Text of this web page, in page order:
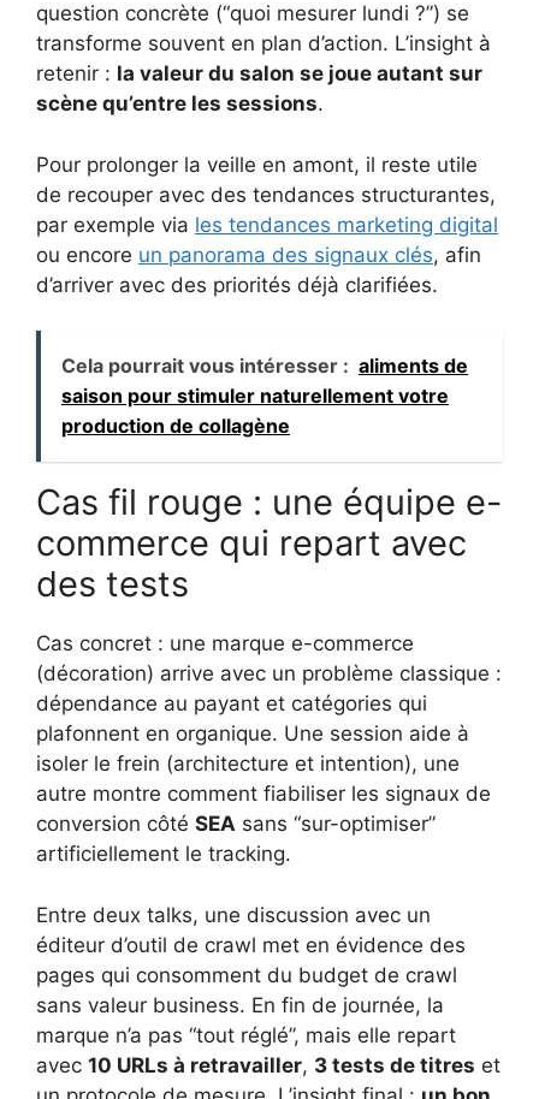
question concrète (“quoi mesurer lundi ?”) se
transforme souvent en plan d’action. L’insight à
retenir : la valeur du salon se joue autant sur
scène qu’entre les sessions.
Pour prolonger la veille en amont, il reste utile
de recouper avec des tendances structurantes,
par exemple via les tendances marketing digital
ou encore un panorama des signaux clés, afin
d’arriver avec des priorités déjà clarifiées.
Cela pourrait vous intéresser : aliments de
saison pour stimuler naturellement votre
production de collagène
Cas fil rouge : une équipe e-
commerce qui repart avec
des tests
Cas concret : une marque e-commerce
(décoration) arrive avec un problème classique :
dépendance au payant et catégories qui
plafonnent en organique. Une session aide à
isoler le frein (architecture et intention), une
autre montre comment fiabiliser les signaux de
conversion côté SEA sans “sur-optimiser”
artificiellement le tracking.
Entre deux talks, une discussion avec un
éditeur d’outil de crawl met en évidence des
pages qui consomment du budget de crawl
sans valeur business. En fin de journée, la
marque n’a pas “tout réglé”, mais elle repart
avec 10 URLs à retravailler, 3 tests de titres et